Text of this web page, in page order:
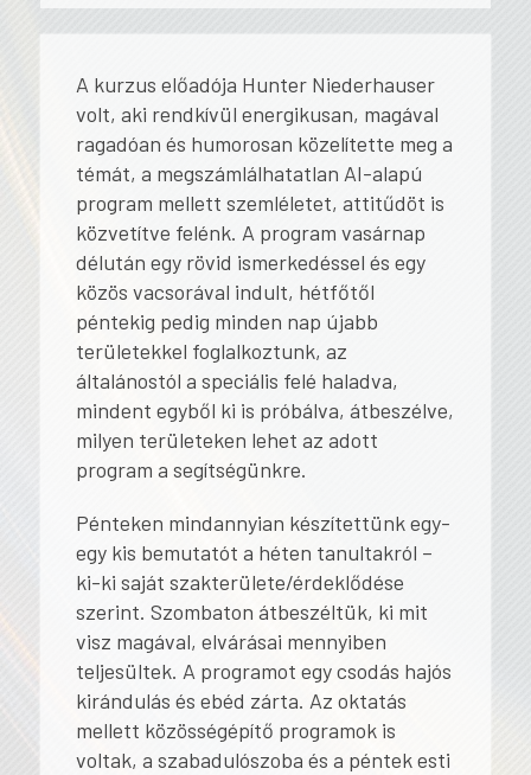
A kurzus előadója Hunter Niederhauser
volt, aki rendkívül energikusan, magával
ragadóan és humorosan közelítette meg a
témát, a megszámlálhatatlan AI-alapú
program mellett szemléletet, attitűdöt is
közvetítve felénk. A program vasárnap
délután egy rövid ismerkedéssel és egy
közös vacsorával indult, hétfőtől
péntekig pedig minden nap újabb
területekkel foglalkoztunk, az
általánostól a speciális felé haladva,
mindent egyből ki is próbálva, átbeszélve,
milyen területeken lehet az adott
program a segítségünkre.
Pénteken mindannyian készítettünk egy-
egy kis bemutatót a héten tanultakról –
ki-ki saját szakterülete/érdeklődése
szerint. Szombaton átbeszéltük, ki mit
visz magával, elvárásai mennyiben
teljesültek. A programot egy csodás hajós
kirándulás és ebéd zárta. Az oktatás
mellett közösségépítő programok is
voltak, a szabadulószoba és a péntek esti